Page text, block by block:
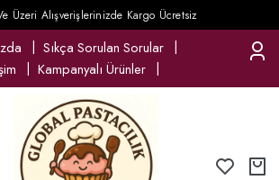
Üzeri Alışverişlerinizde Kargo Ücretsiz
Sıkça Sorulan Sorular
Kampanyalı Ürünler